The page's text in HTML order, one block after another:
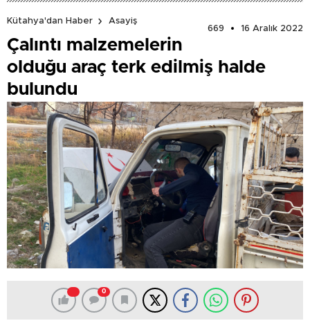
Kütahya'dan Haber
Asayiş
669
16 Aralık 2022
Çalıntı malzemelerin
olduğu araç terk edilmiş halde
bulundu
0